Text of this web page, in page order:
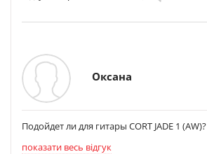
Оксана
Подойдет ли для гитары CORT JADE 1 (AW)?
показати весь відгук